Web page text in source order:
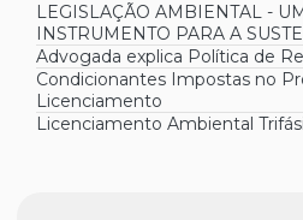
LEGISLAÇÃO AMBIENTAL -
INSTRUMENTO PARA A
Advogada explica Política de
Condicionantes Impostas no
Licenciamento
Licenciamento Ambiental